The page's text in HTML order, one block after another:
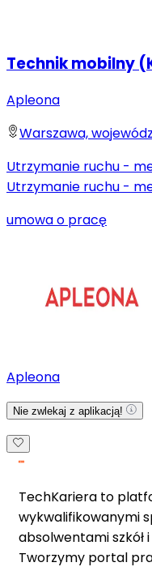
Technik mobilny
Apleona
Warszawa,
Utrzymanie ruchu -
Utrzymanie ruchu -
umowa o pracę
Apleona
Nie zwlekaj z aplikacją!
TechKariera to
wykwalifikowanymi
absolwentami szkół
Tworzymy portal